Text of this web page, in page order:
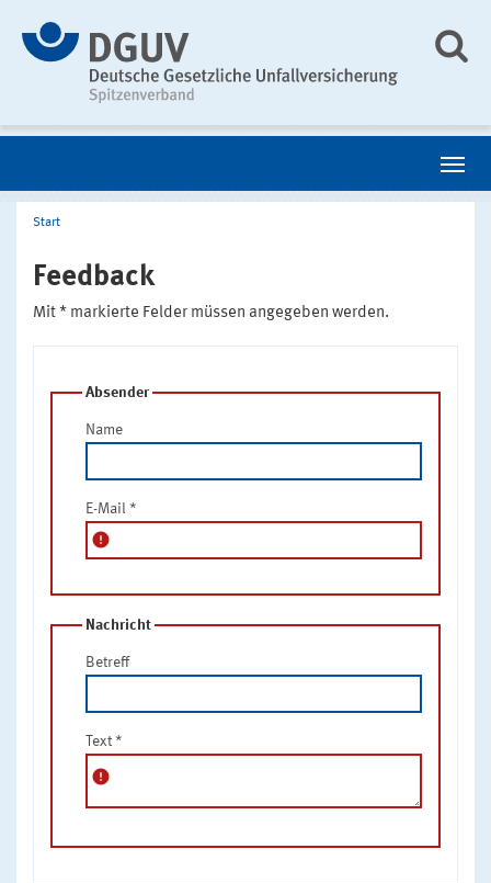
Start
Feedback
Mit * markierte Felder müssen angegeben werden.
Absender
Name
E-Mail *
error
Nachricht
Betreff
Text *
error